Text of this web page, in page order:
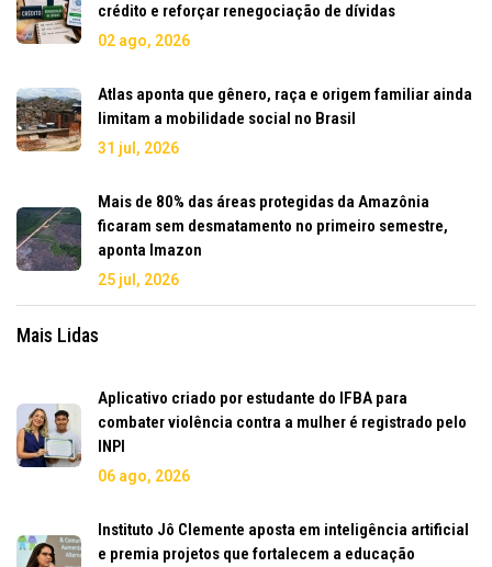
crédito e reforçar renegociação de dívidas
02 ago, 2026
Atlas aponta que gênero, raça e origem familiar ainda
limitam a mobilidade social no Brasil
31 jul, 2026
Mais de 80% das áreas protegidas da Amazônia
ficaram sem desmatamento no primeiro semestre,
aponta Imazon
25 jul, 2026
Mais Lidas
Aplicativo criado por estudante do IFBA para
combater violência contra a mulher é registrado pelo
INPI
06 ago, 2026
Instituto Jô Clemente aposta em inteligência artificial
e premia projetos que fortalecem a educação